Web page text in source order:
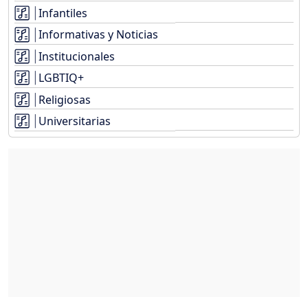
Infantiles
Informativas y Noticias
Institucionales
LGBTIQ+
Religiosas
Universitarias